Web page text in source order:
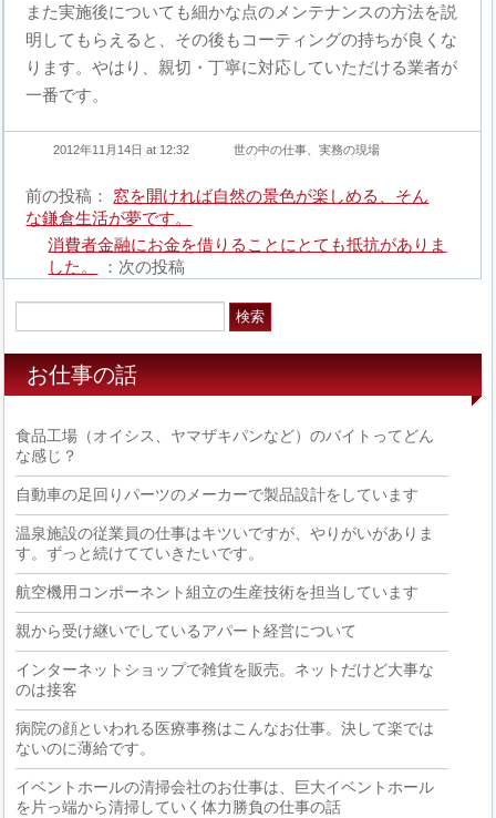
また実施後についても細かな点のメンテナンスの方法を説
明してもらえると、その後もコーティングの持ちが良くな
ります。やはり、親切・丁寧に対応していただける業者が
一番です。
2012年11月14日 at 12:32 世の中の仕事、実務の現場
前の投稿： 窓を開ければ自然の景色が楽しめる、そん
な鎌倉生活が夢です。
消費者金融にお金を借りることにとても抵抗がありま
した。
：次の投稿
お仕事の話
食品工場（オイシス、ヤマザキパンなど）のバイトってどん
な感じ？
自動車の足回りパーツのメーカーで製品設計をしています
温泉施設の従業員の仕事はキツいですが、やりがいがありま
す。ずっと続けてていきたいです。
航空機用コンポーネント組立の生産技術を担当しています
親から受け継いでしているアパート経営について
インターネットショップで雑貨を販売。ネットだけど大事な
のは接客
病院の顔といわれる医療事務はこんなお仕事。決して楽では
ないのに薄給です。
イベントホールの清掃会社のお仕事は、巨大イベントホール
を片っ端から清掃していく体力勝負の仕事の話